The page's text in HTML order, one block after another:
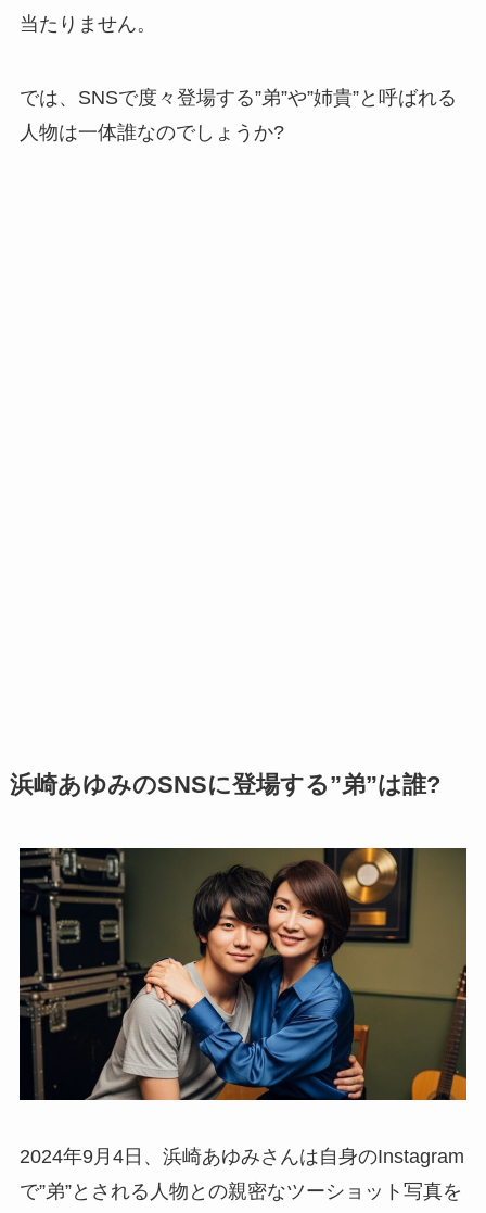
当たりません。
では、SNSで度々登場する”弟”や”姉貴”と呼ばれる
人物は一体誰なのでしょうか?
浜崎あゆみのSNSに登場する”弟”は誰?
2024年9月4日、浜崎あゆみさんは自身のInstagram
で”弟”とされる人物との親密なツーショット写真を